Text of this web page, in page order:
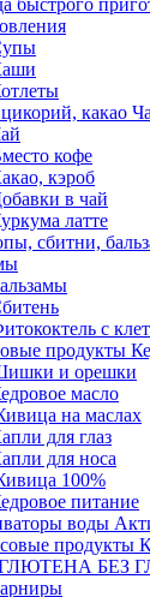
кофе
кэроб
в чай
латте
с
и орешки
масло
на маслах
для глаз
для носа
100%
питание
БЕЗ